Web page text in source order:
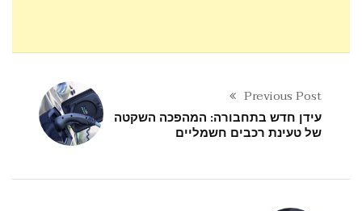
Previous Post
עידן חדש בתחבורה: המהפכה השקטה
של טעינת רכבים חשמליים